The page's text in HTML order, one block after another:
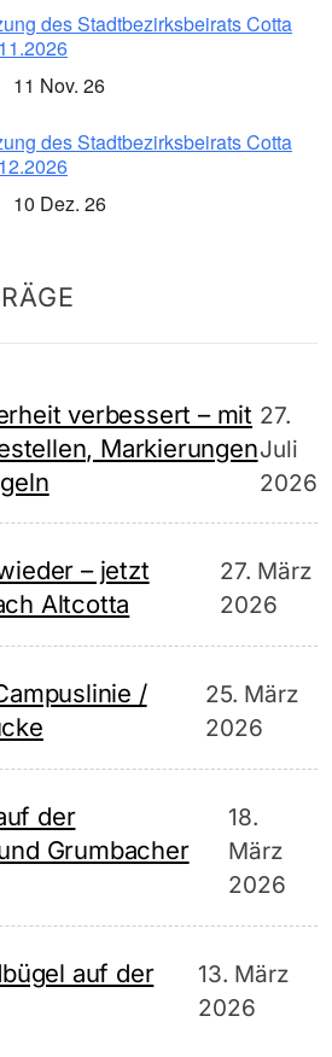
des Stadtbezirksbeirats Cotta
11 Nov. 26
des Stadtbezirksbeirats Cotta
10 Dez. 26
verbessert – mit
Markierungen
27.
Juli
2026
– jetzt
Altcotta
27. März
2026
/
25. März
2026
der
Grumbacher
18.
März
2026
auf der
13. März
2026